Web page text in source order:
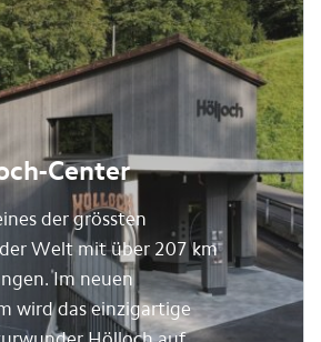
Center
der grössten
Welt mit über 207 km
Im neuen
wird das einzigartige